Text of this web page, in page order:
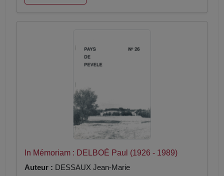
In Mémoriam : DELBOÉ Paul (1926 - 1989)
Auteur : DESSAUX Jean-Marie